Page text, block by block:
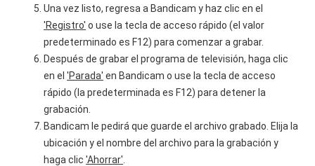
Una vez listo, regresa a Bandicam y haz clic en el
'Registro' o use la tecla de acceso rápido (el valor
predeterminado es F12) para comenzar a grabar.
Después de grabar el programa de televisión, haga clic
en el'Parada' en Bandicam o use la tecla de acceso
rápido (la predeterminada es F12) para detener la
grabación.
Bandicam le pedirá que guarde el archivo grabado. Elija la
ubicación y el nombre del archivo para la grabación y
haga clic'Ahorrar'